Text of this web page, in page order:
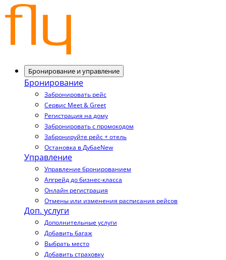
Бронирование и управление
Бронирование
Забронировать рейс
Сервис Meet & Greet
Регистрация на дому
Забронировать с промокодом
Забронируйте рейс + отель
Остановка в ДубаеNew
Управление
Управление бронированием
Апгрейд до бизнес-класса
Онлайн регистрация
Отмены или изменения расписания рейсов
Доп. услуги
Дополнительные услуги
Добавить багаж
Выбрать место
Добавить страховку